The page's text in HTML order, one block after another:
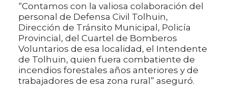
“Contamos con la valiosa colaboración del
personal de Defensa Civil Tolhuin,
Dirección de Tránsito Municipal, Policía
Provincial, del Cuartel de Bomberos
Voluntarios de esa localidad, el Intendente
de Tolhuin, quien fuera combatiente de
incendios forestales años anteriores y de
trabajadores de esa zona rural” aseguró.